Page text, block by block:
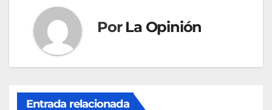
Por La Opinión
Entrada relacionada